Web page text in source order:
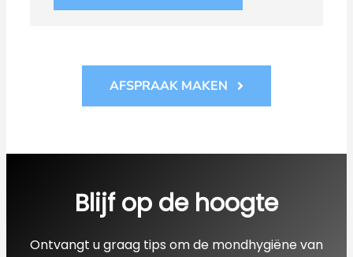
AFSPRAAK MAKEN
Blijf op de hoogte
Ontvangt u graag tips om de mondhygiëne van